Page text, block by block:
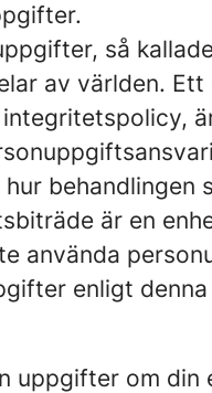
så
av världen.
är en
använda
enligt
uppgifter om